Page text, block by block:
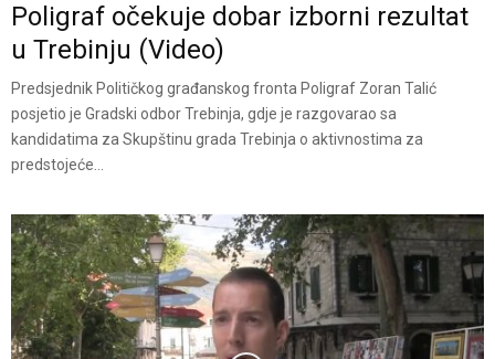
Poligraf očekuje dobar izborni rezultat
u Trebinju (Video)
Predsjednik Političkog građanskog fronta Poligraf Zoran Talić
posjetio je Gradski odbor Trebinja, gdje je razgovarao sa
kandidatima za Skupštinu grada Trebinja o aktivnostima za
predstojeće...